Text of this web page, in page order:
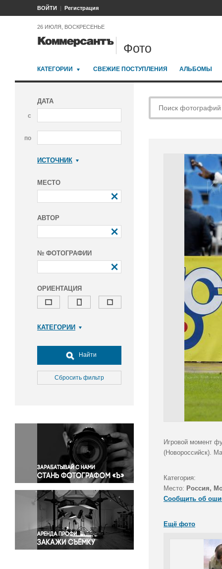
ВОЙТИ Регистрация
26 ИЮЛЯ, ВОСКРЕСЕНЬЕ
Фото
КАТЕГОРИИ СВЕЖИЕ ПОСТУПЛЕНИЯ АЛЬБОМЫ
ДАТА
с
по
ИСТОЧНИК
МЕСТО
АВТОР
№ ФОТОГРАФИИ
ОРИЕНТАЦИЯ
КАТЕГОРИИ
Досуг, туризм и отдых
Культура
Медицина
Окружающая среда
Политика
Правосудие
Происшествия и конфликты
Религия
Светская жизнь
Спорт
Экология
Экономика и бизнес
Найти
Сбросить фильтр
Игровой момент
(Новороссийск).
Категория:
Место: Россия,
Сообщить об
Ещё фото